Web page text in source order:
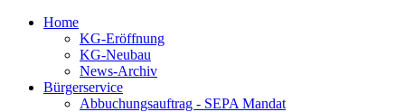
Home
KG-Eröffnung
KG-Neubau
News-Archiv
Bürgerservice
Abbuchungsauftrag - SEPA Mandat